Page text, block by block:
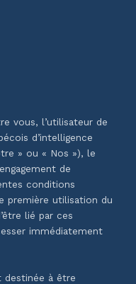
vous, l’utilisateur de
d’intelligence
» ou « Nos »), le
engagement de
conditions
première utilisation du
lié par ces
immédiatement
destinée à être